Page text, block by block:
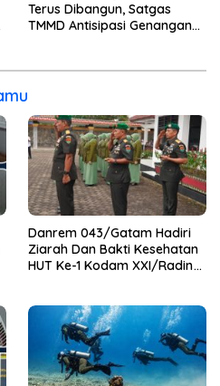
Terus Dibangun, Satgas
TMMD Antisipasi Genangan
Danrem 043/Gatam Hadiri
Ziarah Dan Bakti Kesehatan
HUT Ke-1 Kodam XXI/Radin